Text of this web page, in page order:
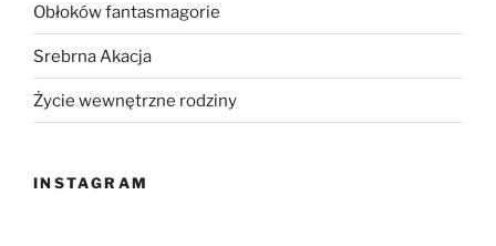
Obłoków fantasmagorie
Srebrna Akacja
Życie wewnętrzne rodziny
INSTAGRAM